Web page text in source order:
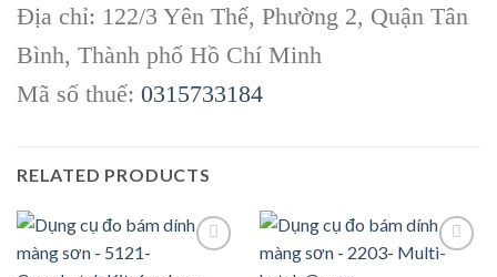
Địa chỉ: 122/3 Yên Thế, Phường 2, Quận Tân
Bình, Thành phố Hồ Chí Minh
Mã số thuế: 0315733184
RELATED PRODUCTS